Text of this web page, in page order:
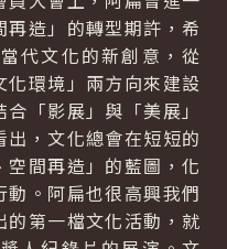
造」的轉型期許，希
代文化的新創意，從
化環境」兩方向來建設
「影展」與「美展」
，文化總會在短短的
間再造」的藍圖，化
。阿扁也很高興我們
第一檔文化活動，就